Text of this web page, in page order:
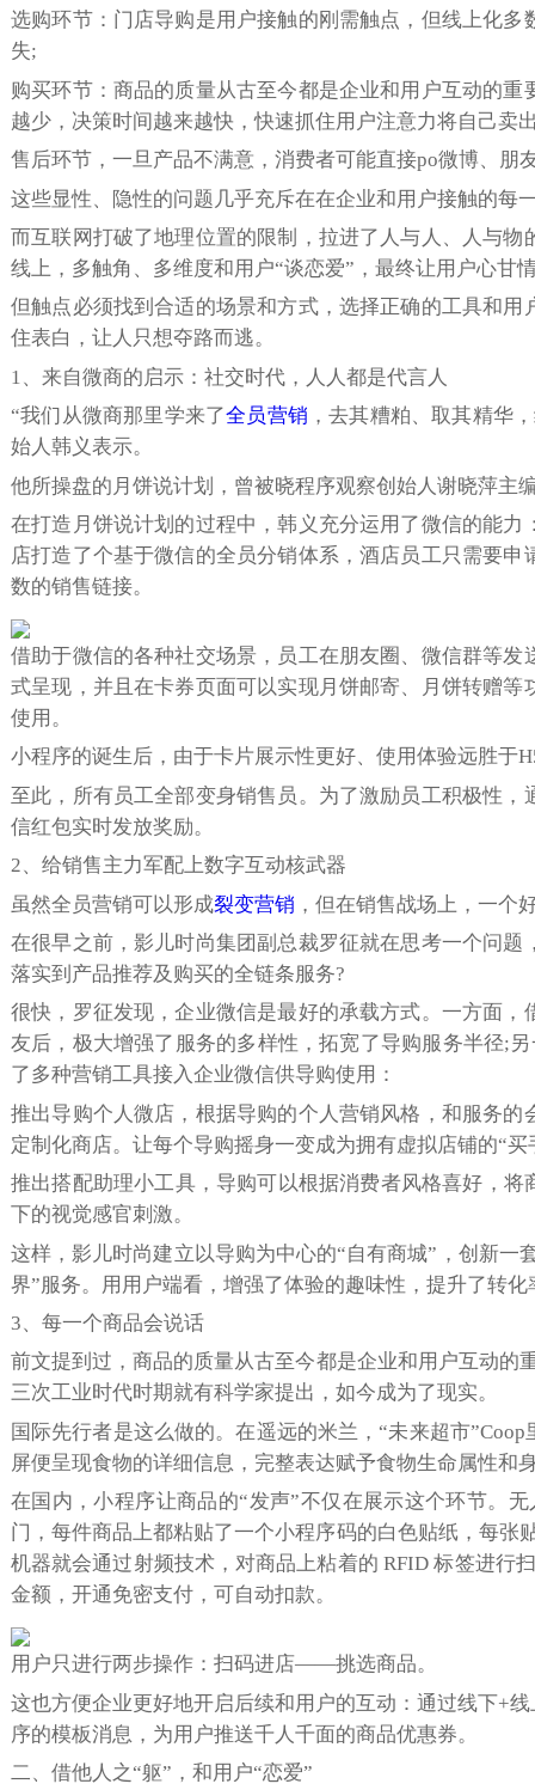
选购环节：门店导购是用户接触的刚需触点，但线上化
失;
购买环节：商品的质量从古至今都是企业和用户互动的
越少，决策时间越来越快，快速抓住用户注意力将自己卖
售后环节，一旦产品不满意，消费者可能直接po微博、朋
这些显性、隐性的问题几乎充斥在在企业和用户接触的每
而互联网打破了地理位置的限制，拉进了人与人、人与
线上，多触角、多维度和用户“谈恋爱”，最终让用户心甘
但触点必须找到合适的场景和方式，选择正确的工具和
住表白，让人只想夺路而逃。
1、来自微商的启示：社交时代，人人都是代言人
“我们从微商那里学来了全员营销 ，去其糟粕、取其精华
始人韩义表示。
他所操盘的月饼说计划，曾被晓程序观察创始人谢晓萍主
在打造月饼说计划的过程中，韩义充分运用了微信的能
店打造了个基于微信的全员分销体系，酒店员工只需要
数的销售链接。
借助于微信的各种社交场景，员工在朋友圈、微信群等
式呈现，并且在卡券页面可以实现月饼邮寄、月饼转赠
使用。
小程序的诞生后，由于卡片展示性更好、使用体验远胜于
至此，所有员工全部变身销售员。为了激励员工积极性
信红包实时发放奖励。
2、给销售主力军配上数字互动核武器
虽然全员营销可以形成裂变营销 ，但在销售战场上，一个
在很早之前，影儿时尚集团副总裁罗征就在思考一个问
落实到产品推荐及购买的全链条服务?
很快，罗征发现，企业微信是最好的承载方式。一方面
友后，极大增强了服务的多样性，拓宽了导购服务半径;
了多种营销工具接入企业微信供导购使用：
推出导购个人微店，根据导购的个人营销风格，和服务
定制化商店。让每个导购摇身一变成为拥有虚拟店铺的“
推出搭配助理小工具，导购可以根据消费者风格喜好，
下的视觉感官刺激。
这样，影儿时尚建立以导购为中心的“自有商城”，创新一
界”服务。用用户端看，增强了体验的趣味性，提升了转化
3、每一个商品会说话
前文提到过，商品的质量从古至今都是企业和用户互动的
三次工业时代时期就有科学家提出，如今成为了现实。
国际先行者是这么做的。在遥远的米兰，“未来超市
屏便呈现食物的详细信息，完整表达赋予食物生命属性和
在国内，小程序让商品的“发声”不仅在展示这个环节。
门，每件商品上都粘贴了一个小程序码的白色贴纸，每张
机器就会通过射频技术，对商品上粘着的 RFID 标签进行
金额，开通免密支付，可自动扣款。
用户只进行两步操作：扫码进店——挑选商品。
这也方便企业更好地开启后续和用户的互动：通过线下+
序的模板消息，为用户推送千人千面的商品优惠券。
二、借他人之“躯”，和用户“恋爱”